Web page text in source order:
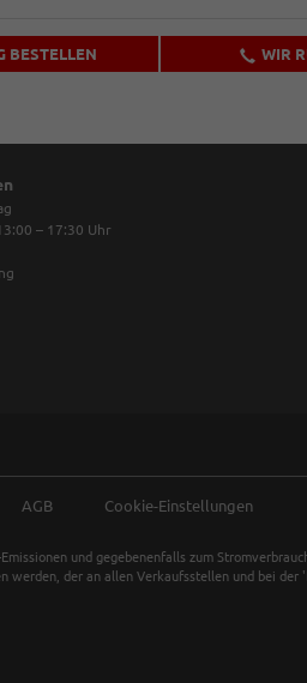
BESTELLEN WIR
– 17:30 Uhr
AGB Cookie-Einstellungen
Emissionen und gegebenenfalls zum
werden, der an allen Verkaufsstellen und bei